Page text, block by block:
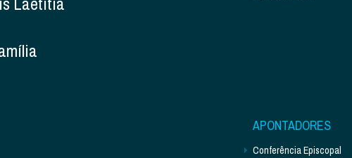
APONTADORES
Conferência Episcopal